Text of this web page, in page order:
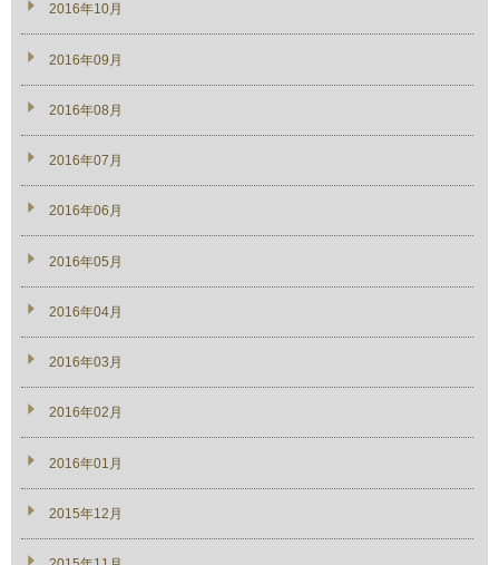
2016年10月
2016年09月
2016年08月
2016年07月
2016年06月
2016年05月
2016年04月
2016年03月
2016年02月
2016年01月
2015年12月